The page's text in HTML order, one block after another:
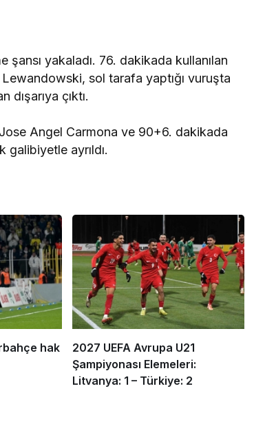
yakaladı. 76. dakikada kullanılan
sol tarafa yaptığı vuruşta
çıktı.
Angel Carmona ve 90+6. dakikada
galibiyetle ayrıldı.
hak
2027 UEFA Avrupa U21
Şampiyonası Elemeleri:
Litvanya: 1 – Türkiye: 2